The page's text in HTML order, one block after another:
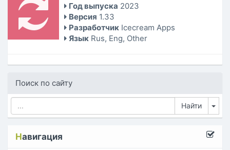
Год выпуска 2023
Версия 1.33
Разработчик Icecream Apps
Язык Rus, Eng, Other
Поиск по сайту
Навигация